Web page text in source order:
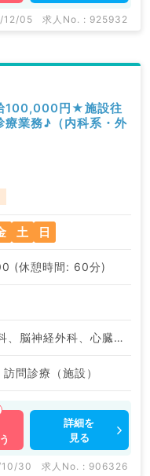
12/05 求人No. : 925932
100,000円★施設往
療業務♪（内科系・外
土 日
(休憩時間: 60分)
神経内科、整形外科、脳神経外科、心臓血管外科、泌尿器科、一般内科、循環器内科、呼吸器内科、消化器内科、内分泌・代謝内科、腎臓内科、老年内科、血液内科、外科系全般、一般外科、消化器外科、膠原病科
問診療（施設）
詳細を
見る
10/30 求人No. : 906326